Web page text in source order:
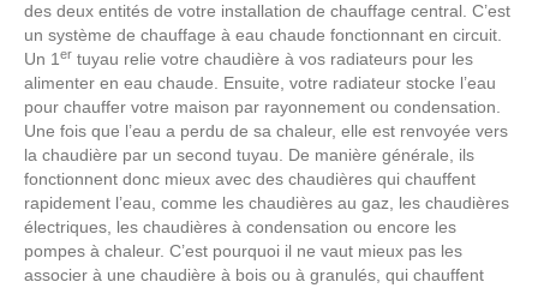
des deux entités de votre installation de chauffage central. C’est
un système de chauffage à eau chaude fonctionnant en circuit.
Un 1 er tuyau relie votre chaudière à vos radiateurs pour les
alimenter en eau chaude. Ensuite, votre radiateur stocke l’eau
pour chauffer votre maison par rayonnement ou condensation.
Une fois que l’eau a perdu de sa chaleur, elle est renvoyée vers
la chaudière par un second tuyau. De manière générale, ils
fonctionnent donc mieux avec des chaudières qui chauffent
rapidement l’eau, comme les chaudières au gaz, les chaudières
électriques, les chaudières à condensation ou encore les
pompes à chaleur. C’est pourquoi il ne vaut mieux pas les
associer à une chaudière à bois ou à granulés, qui chauffent